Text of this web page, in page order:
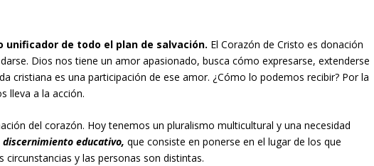
unificador de todo el plan de salvación. El Corazón de Cristo es donación
Dios nos tiene un amor apasionado, busca cómo expresarse, extenderse
cristiana es una participación de ese amor. ¿Cómo lo podemos recibir? Por la
lleva a la acción.
del corazón. Hoy tenemos un pluralismo multicultural y una necesidad
discernimiento educativo, que consiste en ponerse en el lugar de los que
circunstancias y las personas son distintas.